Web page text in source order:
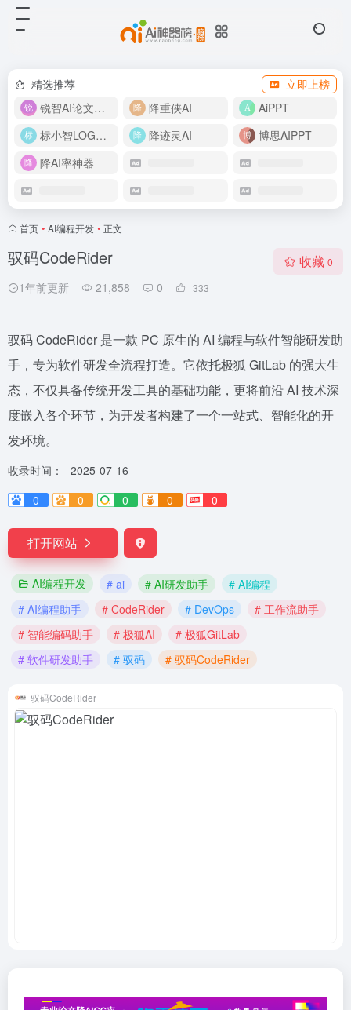
精选推荐
立即上榜
锐智AI论文生成
降重侠AI
AiPPT
标小智LOGO设计
降迹灵AI
博思AIPPT
降AI率神器
首页 • AI编程开发 • 正文
驭码CodeRider
1年前更新 21,858 0 333
收藏 0
驭码 CodeRider 是一款 PC 原生的 AI 编程与软件智能研发助
手，专为软件研发全流程打造。它依托极狐 GitLab 的强大生
态，不仅具备传统开发工具的基础功能，更将前沿 AI 技术深
度嵌入各个环节，为开发者构建了一个一站式、智能化的开
发环境。
收录时间：
2025-07-16
0
0 0 0 0
打开网站
AI编程开发 # ai # AI研发助手
# AI编程
# AI编程助手
# CodeRider # DevOps
# 工作流助手
# 智能编码助手
# 极狐AI
# 极狐GitLab
# 软件研发助手
# 驭码 # 驭码CodeRider
驭码CodeRider